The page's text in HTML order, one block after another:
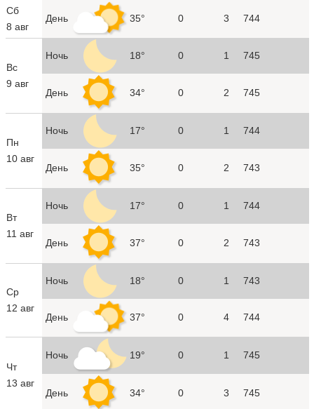
Сб
8 авг
День 35° 0 3 744
Вс
9 авг
Ночь 18° 0 1 745
День 34° 0 2 745
Пн
10 авг
Ночь 17° 0 1 744
День 35° 0 2 743
Вт
11 авг
Ночь 17° 0 1 744
День 37° 0 2 743
Ср
12 авг
Ночь 18° 0 1 743
День 37° 0 4 744
Чт
13 авг
Ночь 19° 0 1 745
День 34° 0 3 745